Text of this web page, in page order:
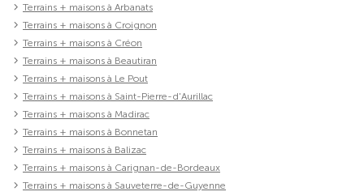
Terrains + maisons à Arbanats
Terrains + maisons à Croignon
Terrains + maisons à Créon
Terrains + maisons à Beautiran
Terrains + maisons à Le Pout
Terrains + maisons à Saint-Pierre-d'Aurillac
Terrains + maisons à Madirac
Terrains + maisons à Bonnetan
Terrains + maisons à Balizac
Terrains + maisons à Carignan-de-Bordeaux
Terrains + maisons à Sauveterre-de-Guyenne